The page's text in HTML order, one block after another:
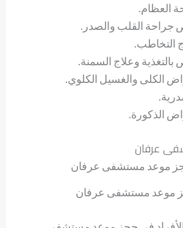
العظام.
القلب والصدر.
التخاطب.
وعلاج السمنة.
الكلى والغسيل الكلوي.
الذكورة.
عرفان
موعد مستشفى عرفان